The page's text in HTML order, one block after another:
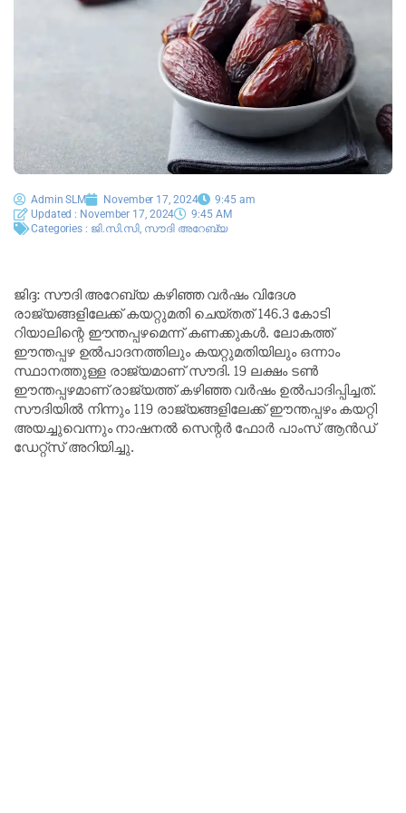
Admin SLM November 17, 2024
9:45 am
Updated : November 17, 2024
9:45 AM
Categories : ജി.സി.സി സൗദി അറേബ്യ
ജിദ്ദ: സൗദി അറേബ്യ കഴിഞ്ഞ വർഷം വിദേശ
രാജ്യങ്ങളിലേക്ക് കയറ്റുമതി ചെയ്തത് 146.3 കോടി
റിയാലിന്റെ ഈന്തപ്പഴമെന്ന് കണക്കുകൾ. ലോകത്ത്
ഈന്തപ്പഴ ഉൽപാദനത്തിലും കയറ്റുമതിയിലും ഒന്നാം
സ്ഥാനത്തുള്ള രാജ്യമാണ് സൗദി. 19 ലക്ഷം ടൺ
ഈന്തപ്പഴമാണ് രാജ്യത്ത് കഴിഞ്ഞ വർഷം ഉൽപാദിപ്പിച്ചത്.
സൗദിയിൽ നിന്നും 119 രാജ്യങ്ങളിലേക്ക് ഈന്തപ്പഴം കയറ്റി
അയച്ചുവെന്നും നാഷനൽ സെന്റർ ഫോർ പാംസ് ആൻഡ്
ഡേറ്റ്സ് അറിയിച്ചു.